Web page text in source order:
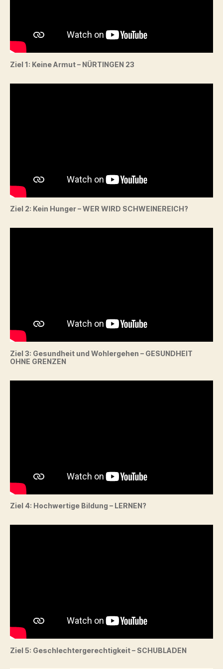
Ziel 1: Keine Armut – NÜRTINGEN 23
Ziel 2: Kein Hunger – WER WIRD SCHWEINEREICH?
Ziel 3: Gesundheit und Wohlergehen – GESUNDHEIT
OHNE GRENZEN
Ziel 4: Hochwertige Bildung – LERNEN?
Ziel 5: Geschlechtergerechtigkeit – SCHUBLADEN